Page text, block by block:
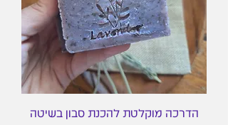
הדרכה מוקלטת להכנת סבון בשיטה